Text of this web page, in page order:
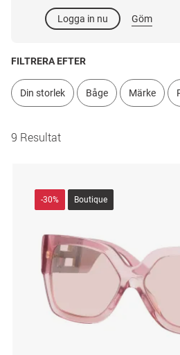
Logga in nu Göm
FILTRERA EFTER
Din storlek Båge Märke
9 Resultat
-30% Boutique